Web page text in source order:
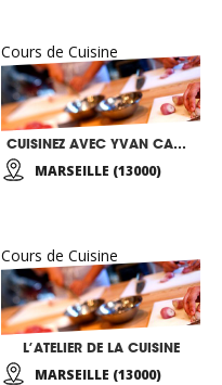
Cours de Cuisine
CUISINEZ AVEC YVAN CADIOU
MARSEILLE (13000)
Cours de Cuisine
L’ATELIER DE LA CUISINE
MARSEILLE (13000)